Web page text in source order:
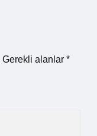
Gerekli alanlar *